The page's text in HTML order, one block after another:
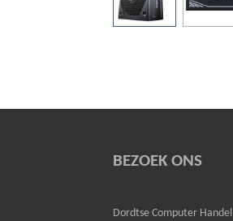
BEZOEK ONS
Dordtse Computer Handel